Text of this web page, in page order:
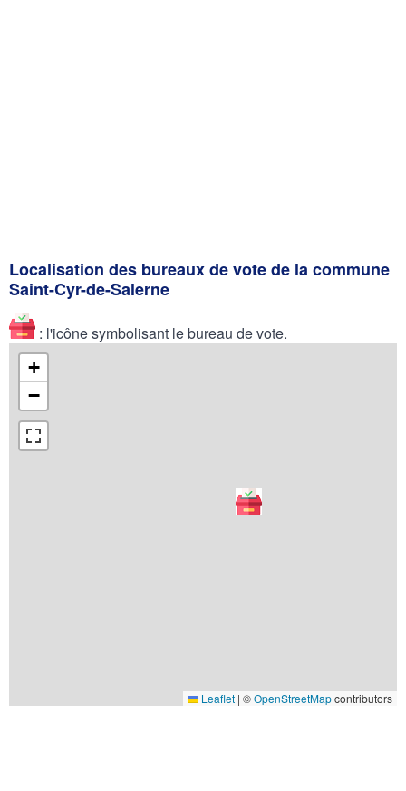
Localisation des bureaux de vote de la commune
Saint-Cyr-de-Salerne
: l'icône symbolisant le bureau de vote.
+
−
Leaflet | ©OpenStreetMapcontributors